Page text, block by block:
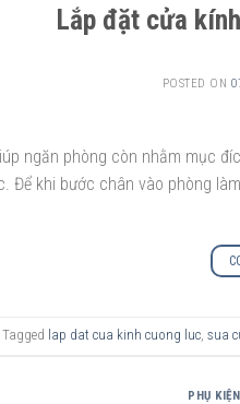
Lắp đặt cửa
POSTED ON
ngăn phòng còn nhằm mục
Để khi bước chân vào phòng
Tagged lap dat cua kinh cuong luc, sua
PHỤ